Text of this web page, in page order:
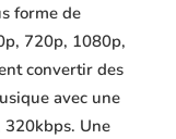
forme de
720p, 1080p,
convertir des
avec une
Une